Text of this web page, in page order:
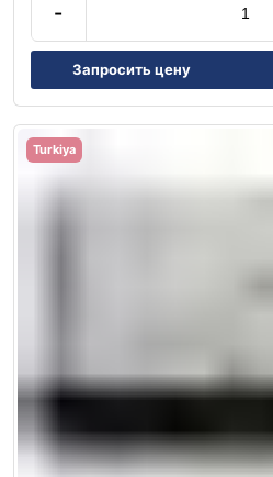
-
Запросить цену
Turkiya